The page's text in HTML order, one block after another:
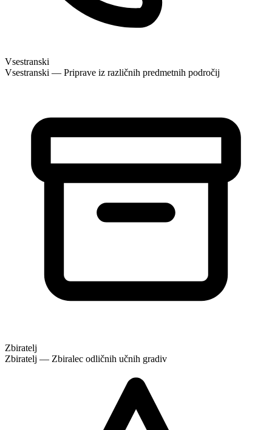
Vsestranski
Vsestranski — Priprave iz različnih predmetnih področij
Zbiratelj
Zbiratelj — Zbiralec odličnih učnih gradiv